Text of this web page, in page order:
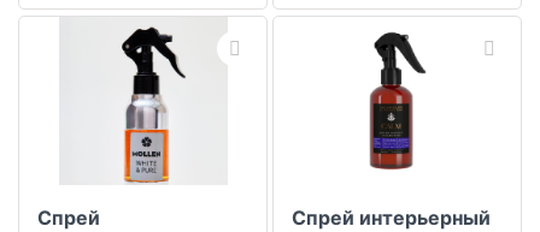
Спрей
Спрей интерьерный